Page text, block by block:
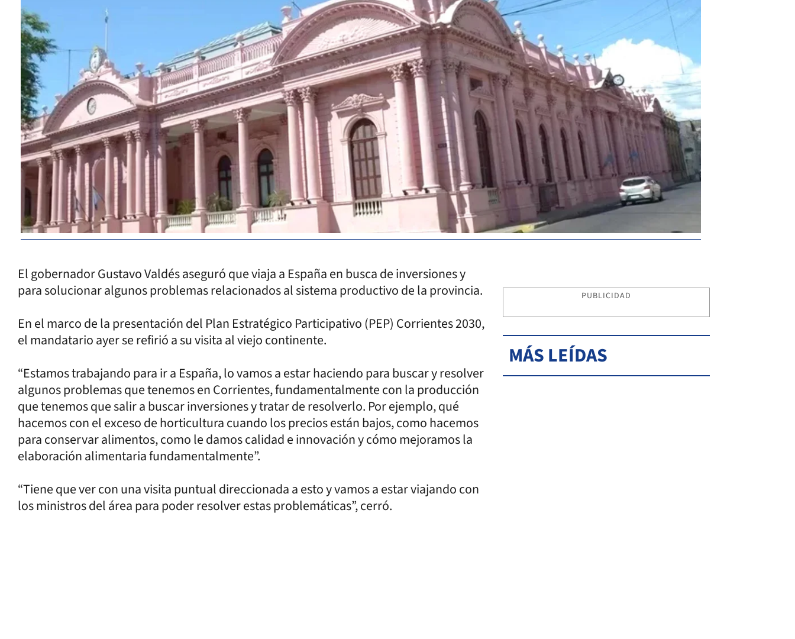
El gobernador Gustavo Valdés aseguró que viaja a España en busca de inversiones y
para solucionar algunos problemas relacionados al sistema productivo de la provincia.
En el marco de la presentación del Plan Estratégico Participativo (PEP) Corrientes 2030,
el mandatario ayer se refirió a su visita al viejo continente.
“Estamos trabajando para ir a España, lo vamos a estar haciendo para buscar y resolver
algunos problemas que tenemos en Corrientes, fundamentalmente con la producción
que tenemos que salir a buscar inversiones y tratar de resolverlo. Por ejemplo, qué
hacemos con el exceso de horticultura cuando los precios están bajos, como hacemos
para conservar alimentos, como le damos calidad e innovación y cómo mejoramos la
elaboración alimentaria fundamentalmente”.
“Tiene que ver con una visita puntual direccionada a esto y vamos a estar viajando con
los ministros del área para poder resolver estas problemáticas”, cerró.
PUBLICIDAD
MÁS LEÍDAS